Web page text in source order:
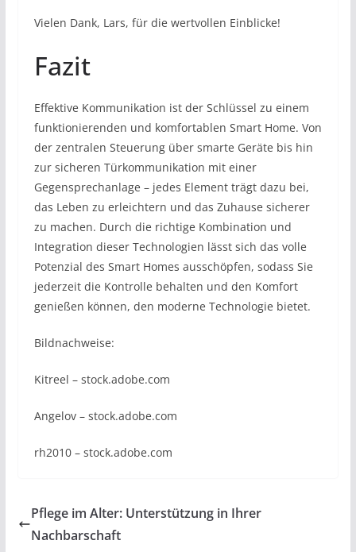
Vielen Dank, Lars, für die wertvollen Einblicke!
Fazit
Effektive Kommunikation ist der Schlüssel zu einem
funktionierenden und komfortablen Smart Home. Von
der zentralen Steuerung über smarte Geräte bis hin
zur sicheren Türkommunikation mit einer
Gegensprechanlage – jedes Element trägt dazu bei,
das Leben zu erleichtern und das Zuhause sicherer
zu machen. Durch die richtige Kombination und
Integration dieser Technologien lässt sich das volle
Potenzial des Smart Homes ausschöpfen, sodass Sie
jederzeit die Kontrolle behalten und den Komfort
genießen können, den moderne Technologie bietet.
Bildnachweise:
Kitreel – stock.adobe.com
Angelov– stock.adobe.com
rh2010– stock.adobe.com
Pflege im Alter: Unterstützung in Ihrer
Nachbarschaft